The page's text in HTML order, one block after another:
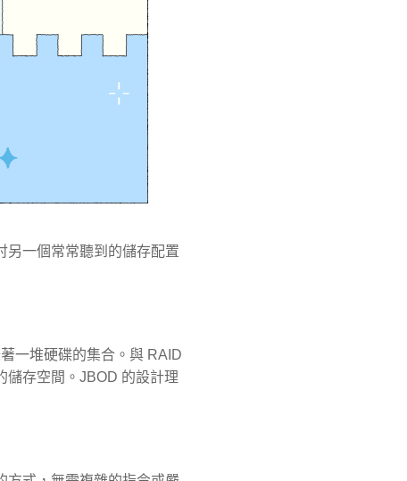
另一個常常聽到的儲存配置
一堆硬碟的集合。與 RAID
儲存空間。JBOD 的設計理